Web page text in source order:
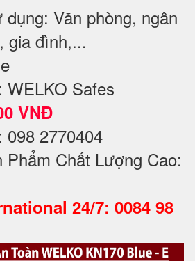
Văn phòng, ngân
gia đình,...
Safes
VNĐ
098 2770404
Phẩm Chất Lượng Cao:
24/7: 0084 98